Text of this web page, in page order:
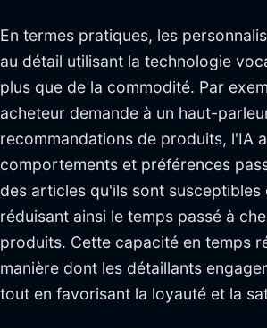
En termes pratiques, les
au détail utilisant la technologie
plus que de la commodité. Par
acheteur demande à un haut-
recommandations de produits, l'IA
comportements et préférences
des articles qu'ils sont susceptibles
réduisant ainsi le temps passé à
produits. Cette capacité en temps
manière dont les détaillants
tout en favorisant la loyauté et la